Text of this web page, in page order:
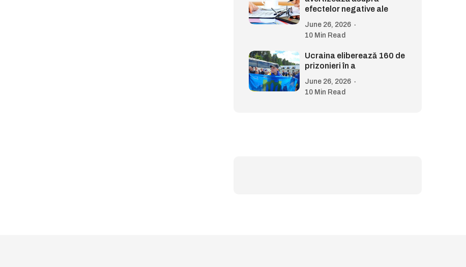
efectelor negative ale
June 26, 2026
10 Min Read
Ucraina eliberează 160 de
prizonieri în a
June 26, 2026
10 Min Read